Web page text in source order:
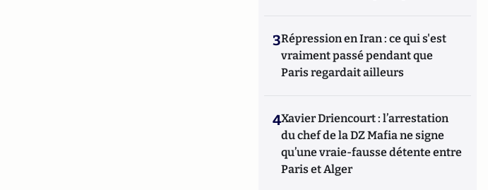
3Répression en Iran : ce qui s'est
vraiment passé pendant que
Paris regardait ailleurs
4Xavier Driencourt : l’arrestation
du chef de la DZ Mafia ne signe
qu’une vraie-fausse détente entre
Paris et Alger